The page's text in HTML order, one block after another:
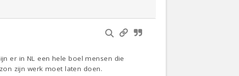
er in NL een hele boel mensen die
zijn werk moet laten doen.